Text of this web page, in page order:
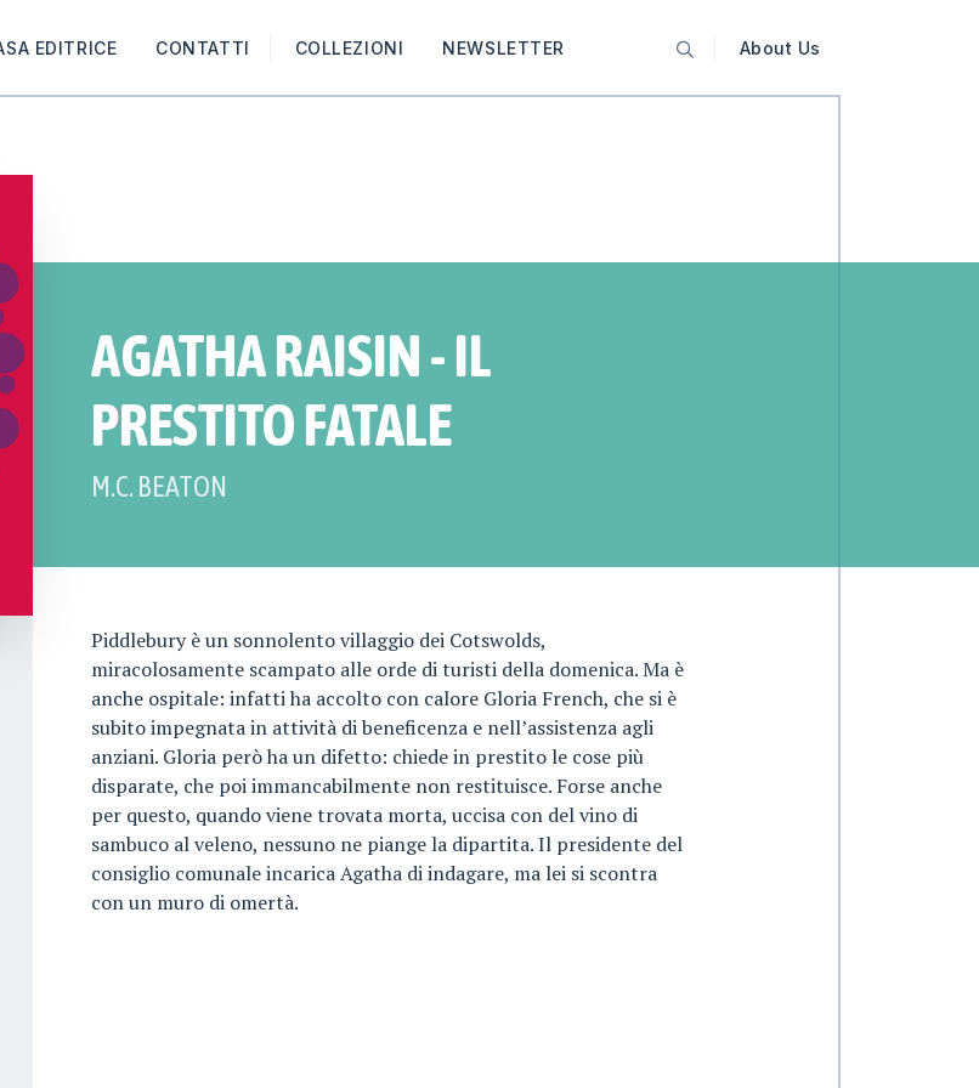
EDITRICE CONTATTI COLLEZIONI NEWSLETTER About Us
AGATHA RAISIN - IL
PRESTITO FATALE
M.C. BEATON
Piddlebury è un sonnolento villaggio dei Cotswolds,
miracolosamente scampato alle orde di turisti della domenica. Ma è
anche ospitale: infatti ha accolto con calore Gloria French, che si è
subito impegnata in attività di beneficenza e nell’assistenza agli
anziani. Gloria però ha un difetto: chiede in prestito le cose più
disparate, che poi immancabilmente non restituisce. Forse anche
per questo, quando viene trovata morta, uccisa con del vino di
sambuco al veleno, nessuno ne piange la dipartita. Il presidente del
consiglio comunale incarica Agatha di indagare, ma lei si scontra
con un muro di omertà.